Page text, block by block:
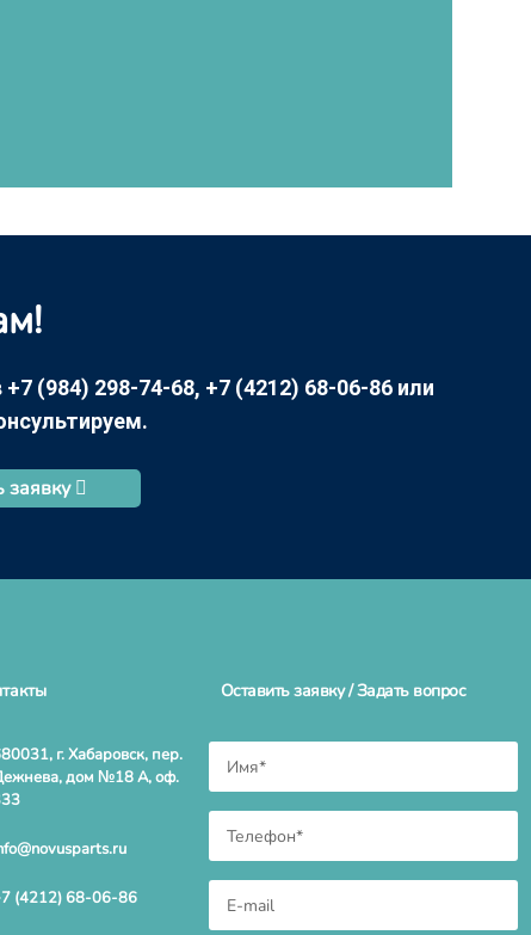
(984) 298-74-68, +7 (4212) 68-06-86 или
заявку
г. Хабаровск, пер.
дом №18 А, оф.
(4212) 68-06-86
Оставить заявку / Задать вопрос